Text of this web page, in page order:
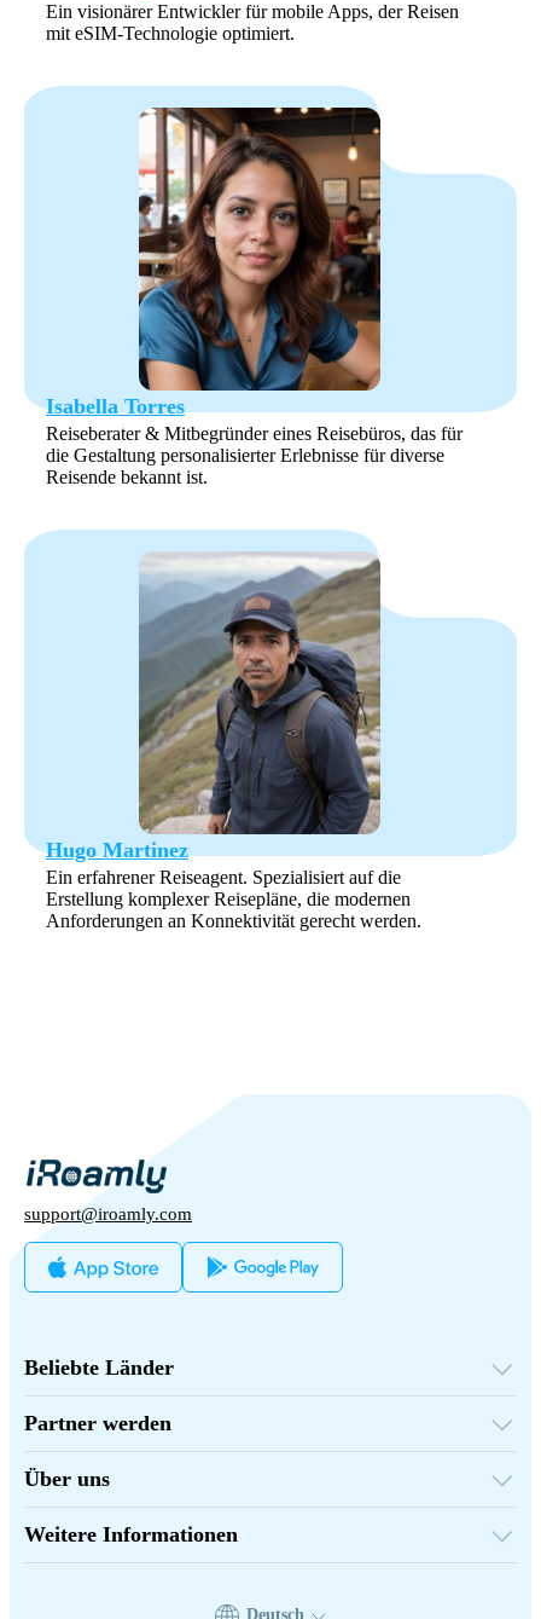
Ein visionärer Entwickler für mobile Apps, der Reisen
mit eSIM-Technologie optimiert.
Isabella Torres
Reiseberater & Mitbegründer eines Reisebüros, das für
die Gestaltung personalisierter Erlebnisse für diverse
Reisende bekannt ist.
Hugo Martinez
Ein erfahrener Reiseagent. Spezialisiert auf die
Erstellung komplexer Reisepläne, die modernen
Anforderungen an Konnektivität gerecht werden.
support@iroamly.com
Beliebte Länder
Türkei
Frankreich
Thailand
Japan
Italien
Indien
Spanien
Partner werden
Empfehlen & Verdienen
Partnerprogramm
API-Dokumentation
Über uns
Weitere Informationen
Deutsch